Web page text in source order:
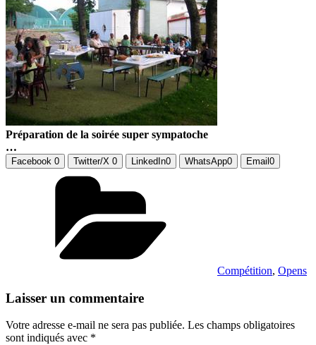
Préparation de la soirée super sympatoche
…
Facebook 0 Twitter/X 0 LinkedIn0 WhatsApp0 Email 0
Compétition, Opens
Laisser un commentaire
Votre adresse e-mail ne sera pas publiée. Les champs obligatoires
sont indiqués avec *